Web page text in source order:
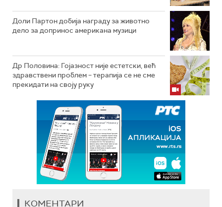
Доли Партон добија награду за животно
дело за допринос американа музици
Др Половина: Гојазност није естетски, већ
здравствени проблем – терапија се не сме
прекидати на своју руку
КОМЕНТАРИ